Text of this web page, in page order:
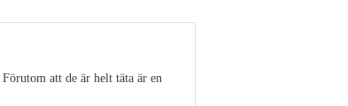
att de är helt täta är en